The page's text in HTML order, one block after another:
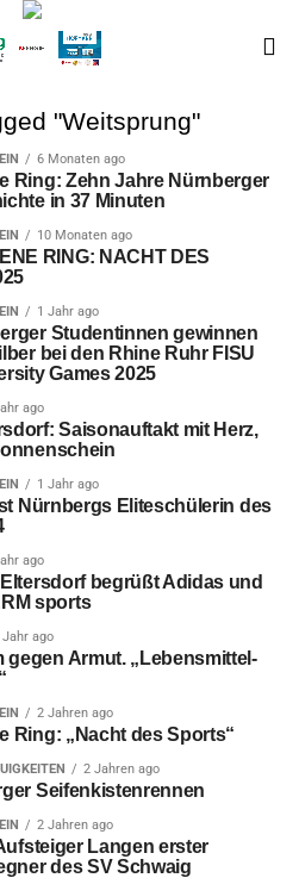
"Weitsprung"
6 Monaten ago
Ring: Zehn Jahre Nürnberger
in 37 Minuten
10 Monaten ago
RING: NACHT DES
1 Jahr ago
Studentinnen gewinnen
bei den Rhine Ruhr FISU
Games 2025
ago
Saisonauftakt mit Herz,
1 Jahr ago
Nürnbergs Eliteschülerin des
ago
begrüßt Adidas und
sports
Jahr ago
gegen Armut. „Lebensmittel-
2 Jahren ago
Ring: „Nacht des Sports“
2 Jahren ago
Seifenkistenrennen
2 Jahren ago
Langen erster
des SV Schwaig